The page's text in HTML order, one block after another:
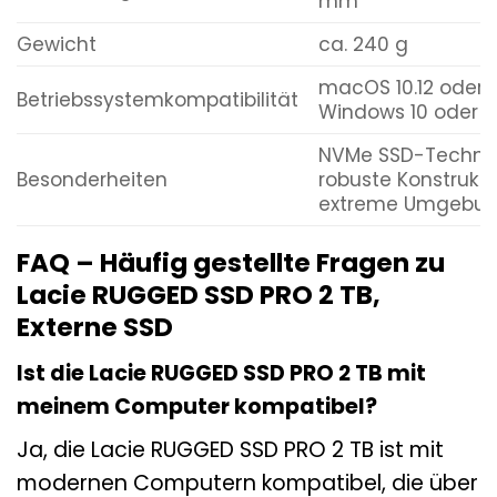
Gewicht
ca. 240 g
Betriebssystemkompatibilität
macOS 10.12 oder
Windows 10 oder
Besonderheiten
NVMe SSD-
robuste
extreme
FAQ – Häufig gestellte Fragen zu
Lacie RUGGED SSD PRO 2 TB,
Externe SSD
Ist die Lacie RUGGED SSD PRO 2 TB mit
meinem Computer kompatibel?
Ja, die Lacie RUGGED SSD PRO 2 TB ist mit
modernen Computern kompatibel, die über